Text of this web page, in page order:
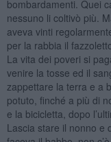
bombardamenti. Quei
nessuno li coltivò più.
aveva vinti
per la rabbia il
La vita dei poveri si
venire la tosse ed il
zappettare la terra e a
potuto, finché a più di
e la bicicletta, dopo
Lascia stare il nonno e